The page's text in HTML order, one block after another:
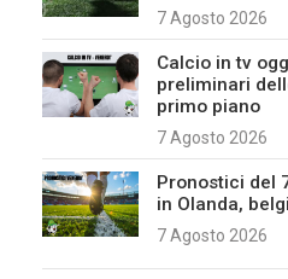
7 Agosto 2026
Calcio in tv
preliminari
primo piano
7 Agosto 2026
Pronostici del
in Olanda,
7 Agosto 2026